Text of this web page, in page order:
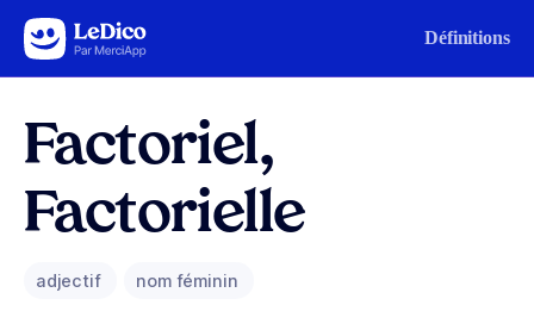
Aller au contenu Définitions
Factoriel,
Factorielle
adjectif nom féminin